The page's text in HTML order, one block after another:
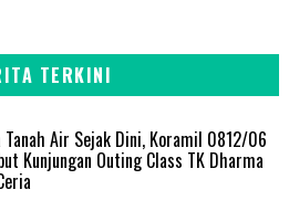
TERKINI
Tanah Air Sejak Dini, Koramil 0812/06
Kunjungan Outing Class TK Dharma